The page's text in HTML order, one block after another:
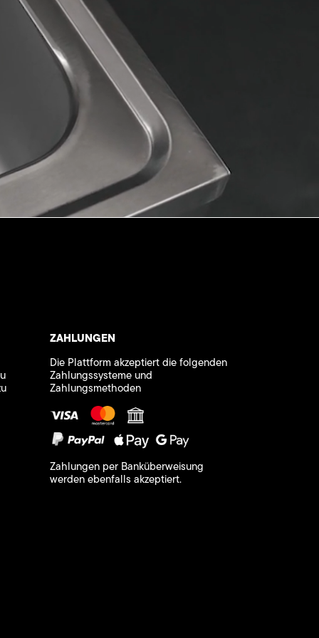
ZAHLUNGEN
Die Plattform akzeptiert die folgenden
Zahlungssysteme und
Zahlungsmethoden
Zahlungen per Banküberweisung
werden ebenfalls akzeptiert.